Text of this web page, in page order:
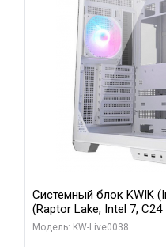
Системный блок KWIK
(Raptor Lake, Intel 7,
модуля)/ Gigabyte
Модель: KW-Live0038